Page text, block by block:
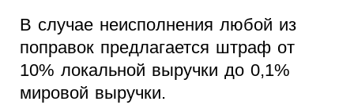
В случае неисполнения любой из
поправок предлагается штраф от
10% локальной выручки до 0,1%
мировой выручки.